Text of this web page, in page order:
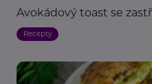
Avokádový toast se
Recepty